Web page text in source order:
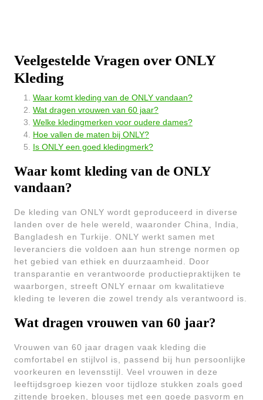
Veelgestelde Vragen over ONLY
Kleding
Waar komt kleding van de ONLY vandaan?
Wat dragen vrouwen van 60 jaar?
Welke kledingmerken voor oudere dames?
Hoe vallen de maten bij ONLY?
Is ONLY een goed kledingmerk?
Waar komt kleding van de ONLY
vandaan?
De kleding van ONLY wordt geproduceerd in diverse
landen over de hele wereld, waaronder China, India,
Bangladesh en Turkije. ONLY werkt samen met
leveranciers die voldoen aan hun strenge normen op
het gebied van ethiek en duurzaamheid. Door
transparantie en verantwoorde productiepraktijken te
waarborgen, streeft ONLY ernaar om kwalitatieve
kleding te leveren die zowel trendy als verantwoord is.
Wat dragen vrouwen van 60 jaar?
Vrouwen van 60 jaar dragen vaak kleding die
comfortabel en stijlvol is, passend bij hun persoonlijke
voorkeuren en levensstijl. Veel vrouwen in deze
leeftijdsgroep kiezen voor tijdloze stukken zoals goed
zittende broeken, blouses met een goede pasvorm en